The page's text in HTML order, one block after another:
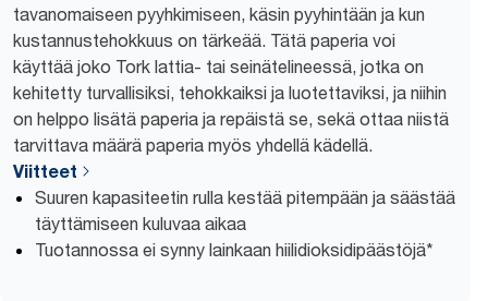
tavanomaiseen pyyhkimiseen, käsin pyyhintään ja kun
kustannustehokkuus on tärkeää. Tätä paperia voi
käyttää joko Tork lattia- tai seinätelineessä, jotka on
kehitetty turvallisiksi, tehokkaiksi ja luotettaviksi, ja niihin
on helppo lisätä paperia ja repäistä se, sekä ottaa niistä
tarvittava määrä paperia myös yhdellä kädellä.
Viitteet
Suuren kapasiteetin rulla kestää pitempään ja säästää
täyttämiseen kuluvaa aikaa
Tuotannossa ei synny lainkaan hiilidioksidipäästöjä*